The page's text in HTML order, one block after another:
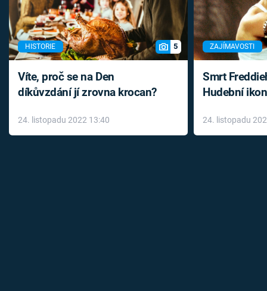
HISTORIE 5
Víte, proč se na Den
díkůvzdání jí zrovna krocan?
24. listopadu 2022 13:40
ZAJÍMAVOSTI
Smrt
Hudební
léky
24. listopadu